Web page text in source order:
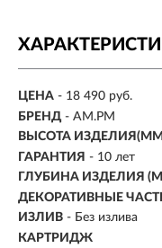
ЦЕНА - 18 490 руб.
БРЕНД - AM.PM
ВЫСОТА
ГАРАНТИЯ - 10 лет
ГЛУБИНА ИЗДЕЛИЯ
ДЕКОРАТИВНЫЕ
ИЗЛИВ - Без излива
КАРТРИДЖ